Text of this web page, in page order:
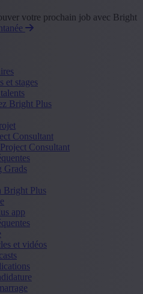
votre prochain job avec Bright
et stages
Bright Plus
Consultant
Consultant
Grads
Bright Plus
app
et vidéos